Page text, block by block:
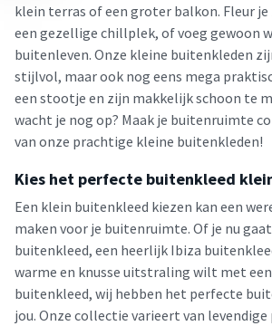
klein terras of een groter balkon. Fleur
een gezellige chillplek, of voeg gewoon
buitenleven. Onze kleine buitenkleden
stijlvol, maar ook nog eens mega
een stootje en zijn makkelijk schoon te
wacht je nog op? Maak je buitenruimte
van onze prachtige kleine buitenkleden!
Kies het perfecte buitenkleed
Een klein buitenkleed kiezen kan een
maken voor je buitenruimte. Of je nu
buitenkleed, een heerlijk Ibiza
warme en knusse uitstraling wilt met
buitenkleed, wij hebben het perfecte
jou. Onze collectie varieert van